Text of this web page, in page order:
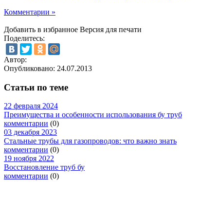
Комментарии »
Добавить в избранное Версия для печати
Поделитесь:
Автор:
Опубликовано: 24.07.2013
Статьи по теме
22 февраля 2024
Преимущества и особенности использования бу труб
комментарии (0)
03 декабря 2023
Стальные трубы для газопроводов: что важно знать
комментарии (0)
19 ноября 2022
Восстановление труб бу
комментарии (0)